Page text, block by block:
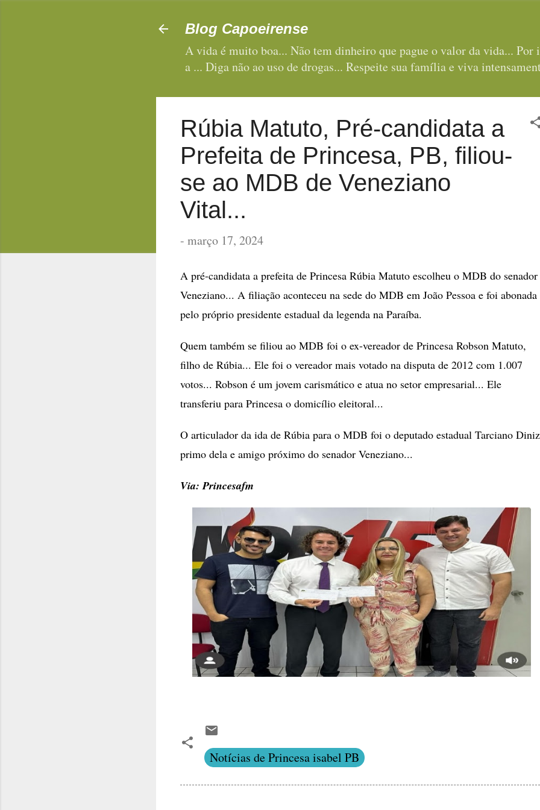
Blog Capoeirense
A vida é muito boa... Não tem dinheiro que pague o valor da vida... Por
a ... Diga não ao uso de drogas... Respeite sua família e viva
Rúbia Matuto, Pré-candidata a
Prefeita de Princesa, PB, filiou-
se ao MDB de Veneziano
Vital...
- março 17, 2024
A pré-candidata a prefeita de Princesa Rúbia Matuto escolheu o MDB do senador
Veneziano... A filiação aconteceu na sede do MDB em João Pessoa e foi abonada
pelo próprio presidente estadual da legenda na Paraíba.
Quem também se filiou ao MDB foi o ex-vereador de Princesa Robson Matuto,
filho de Rúbia... Ele foi o vereador mais votado na disputa de 2012 com 1.007
votos... Robson é um jovem carismático e atua no setor empresarial... Ele
transferiu para Princesa o domicílio eleitoral...
O articulador da ida de Rúbia para o MDB foi o deputado estadual Tarciano
primo dela e amigo próximo do senador Veneziano...
Via: Princesafm
Notícias de Princesa isabel PB